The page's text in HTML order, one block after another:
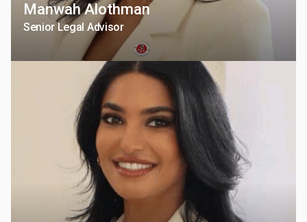
Manwah Alothman
Senior Legal Advisor